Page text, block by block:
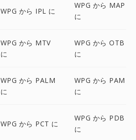
WPG から IPL に
WPG から MAP
に
WPG から MTV
に
WPG から OTB
に
WPG から PALM
に
WPG から PAM
に
WPG から PCT に
WPG から PDB
に